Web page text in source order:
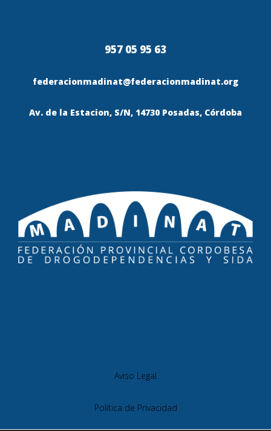
957 05 95 63
federacionmadinat@federacionmadinat.org
Av. de la Estacion, S/N, 14730 Posadas, Córdoba
Aviso Legal
Política de Privacidad